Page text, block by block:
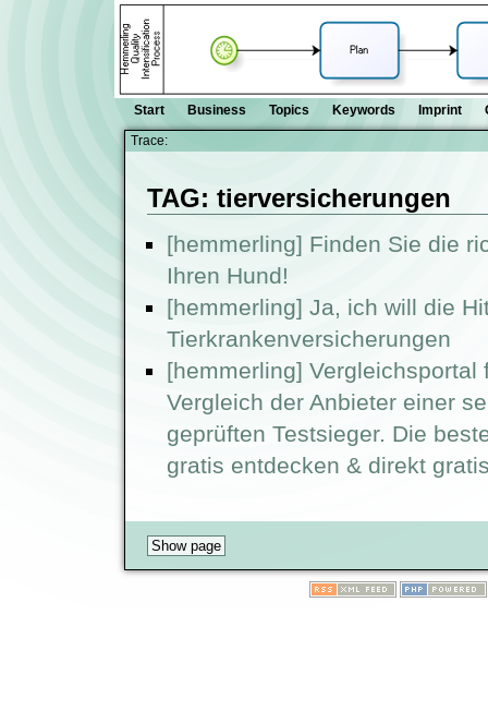
Start Business Topics Keywords Imprint
Trace:
TAG: tierversicherungen
[hemmerling] Finden Sie die
Ihren Hund!
[hemmerling] Ja, ich will die
Tierkrankenversicherungen
[hemmerling]
Vergleich der Anbieter einer
geprüften Testsieger. Die
gratis entdecken & direkt